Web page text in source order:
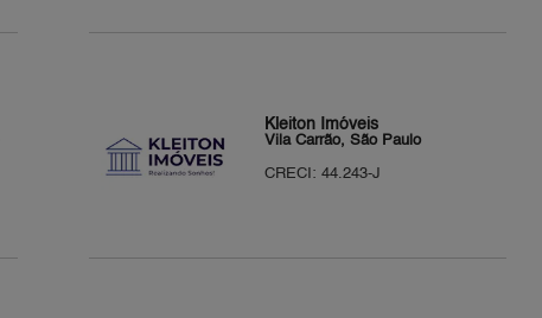
Kleiton Imóveis
Vila Carrão, São Paulo
CRECI: 44.243-J